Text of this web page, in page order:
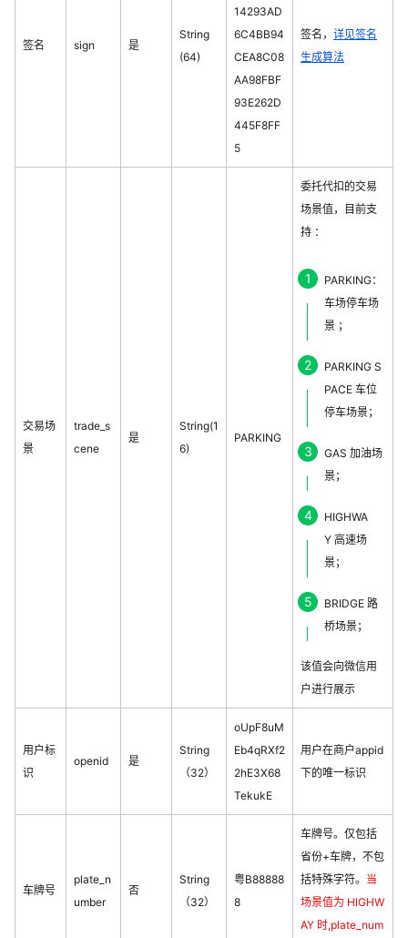
签名 sign 是
String
(64)
14293AD
6C4BB94
CEA8C08
AA98FBF
93E262D
445F8FF
5
签名， 详见签名
生成算法
交易场
景
trade_s
cene
是
String(1
6)
PARKING
委托代扣的交易
场景值，目前支
持 ：
PARKING：
车场停车场
景 ；
PARKING S
PACE 车位
停车场景；
GAS 加油场
景；
HIGHWA
Y 高速场
景；
BRIDGE 路
桥场景；
该值会向微信用
户进行展示
用户标
识
openid 是
String
（32）
oUpF8uM
Eb4qRXf2
2hE3X68
TekukE
用户在商户appid
下的唯一标识
车牌号
plate_n
umber
否
String
（32）
粤B88888
8
车牌号。仅包括
省份+车牌，不包
括特殊字符。 当
场景值为 HIGHW
AY 时,plate_num